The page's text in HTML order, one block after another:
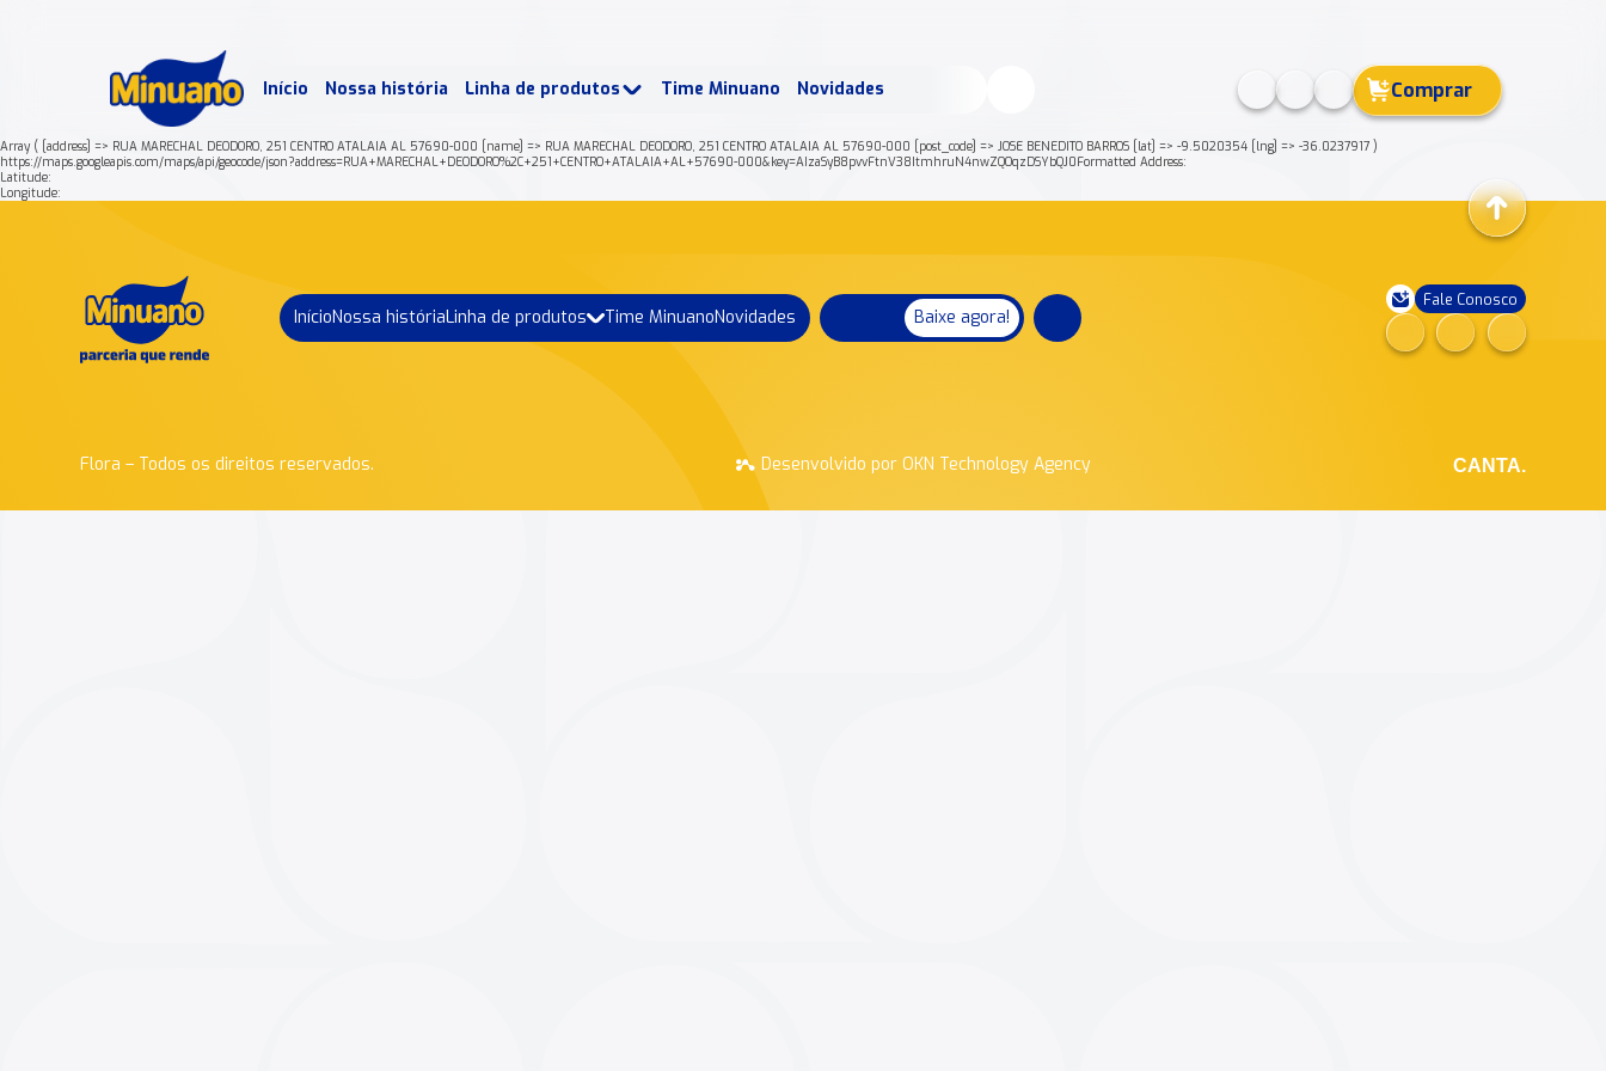
Início Nossa história Linha de produtos Time Minuano Novidades Comprar
Array ( [address] => RUA MARECHAL DEODORO, 251 CENTRO ATALAIA AL 57690-000 [name] => RUA MARECHAL DEODORO, 251 CENTRO ATALAIA AL 57690-000 [post_code] => JOSE BENEDITO BARROS [lat] => -9.5020354 [lng] => -36.0237917 )
https://maps.googleapis.com/maps/api/geocode/json?address=RUA+MARECHAL+DEODORO%2C+251+CENTRO+ATALAIA+AL+57690-000&key=AIzaSyB8pvvFtnV38ItmhruN4nwZQOqzDSYbQJ0Formatted Address:
Latitude:
Longitude:
InícioNossa históriaLinha de produtos Time MinuanoNovidades Baixe agora!
Fale Conosco
Flora – Todos os direitos reservados. Desenvolvido por OKN Technology Agency CANTA.